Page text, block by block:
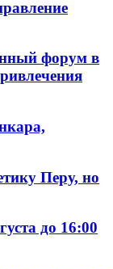
форум в
Перу, но
до 16:00